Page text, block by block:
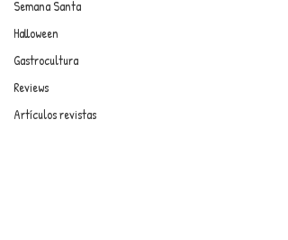
Semana Santa
Halloween
Gastrocultura
Reviews
Artículos revistas